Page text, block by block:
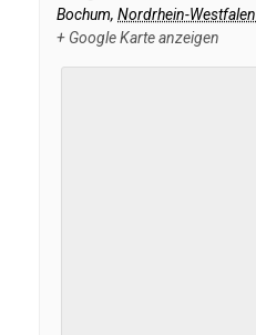
Bochum, Nordrhein-Westfalen
+ Google Karte anzeigen